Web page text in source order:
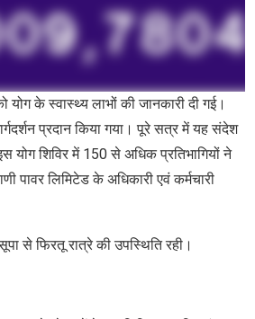
योग के स्वास्थ्य लाभों की जानकारी दी गई।
प्रदान किया गया। पूरे सत्र में यह संदेश
योग शिविर में 150 से अधिक प्रतिभागियों ने
पावर लिमिटेड के अधिकारी एवं कर्मचारी
से फिरतू रात्रे की उपस्थिति रही।